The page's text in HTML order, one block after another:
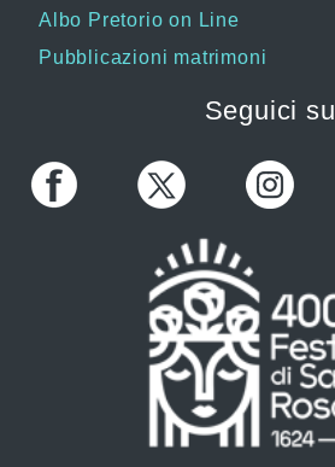
Albo Pretorio on Line
Pubblicazioni matrimoni
Seguici su